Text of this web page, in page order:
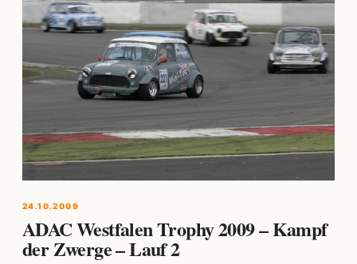
24.10.2009
ADAC Westfalen Trophy 2009 – Kampf
der Zwerge – Lauf 2